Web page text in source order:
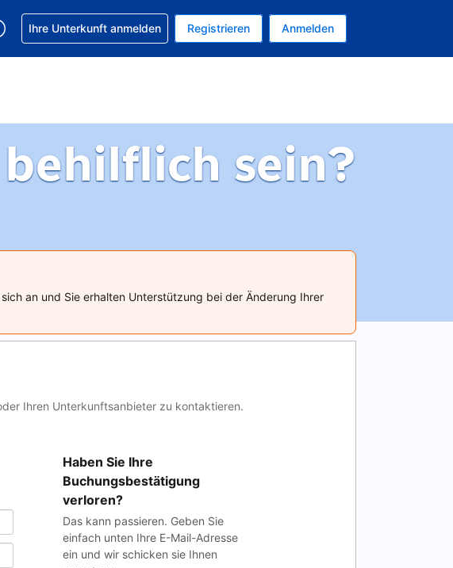
Ihre aktuelle Währung ist EUR
Ihre Sprache. Ihre aktuelle Sprache ist Deutsch
Hilfe bei Ihrer Buchung erhalten
Ihre Unterkunft anmelden Registrieren Anmelden
sein?
an und Sie erhalten Unterstützung bei der Änderung Ihrer
Ihren Unterkunftsanbieter zu kontaktieren.
Haben Sie Ihre
Buchungsbestätigung
verloren?
Das kann passieren. Geben Sie
einfach unten Ihre E-Mail-Adresse
ein und wir schicken sie Ihnen
Adresse